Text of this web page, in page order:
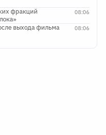
08:06
фракций
08:06
выхода фильма